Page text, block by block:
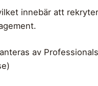
innebär att
av
)